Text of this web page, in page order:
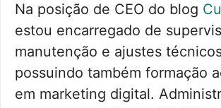
Na posição de CEO do blog
estou encarregado de
manutenção e ajustes
possuindo também formação
em marketing digital.